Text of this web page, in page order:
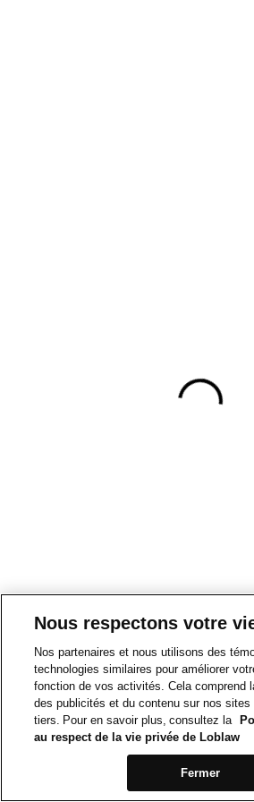
Nous respectons votre
Nos partenaires et nous utilisons des
technologies similaires pour améliorer
fonction de vos activités. Cela comprend
des publicités et du contenu sur nos
tiers. Pour en savoir plus, consultez la
au respect de la vie privée de Loblaw
Fermer